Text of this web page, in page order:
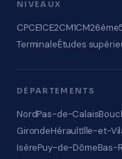
NIVEAUX
CPCE1CE2CM1CM26ème
TerminaleÉtudes
DÉPARTEMENTS
NordPas-de-Calais
GirondeHéraultIlle-et-
IsèrePuy-de-DômeBas-